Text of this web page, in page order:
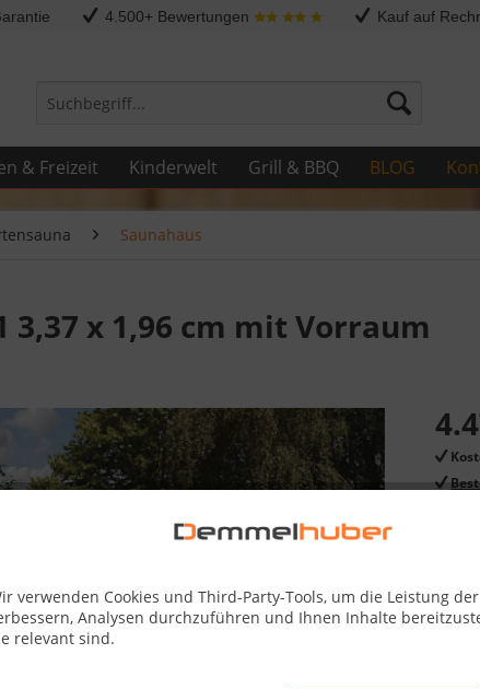
4.500+ Bewertungen Kauf auf
& Freizeit Kinderwelt Grill & BBQ BLOG
verwenden Cookies und Third-Party-Tools, um die Leistung
Analysen durchzuführen und Ihnen Inhalte
relevant sind.
Saunahaus
3,37 x 1,96 cm mit Vorraum